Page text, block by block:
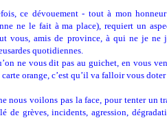
ce dévouement - tout à mon
ne le fait à ma place), requiert un
vous, amis de province, à qui ne je
quotidiennes.
ne vous dit pas au guichet, en vous
orange, c’est qu’il va falloir vous
nous voilons pas la face, pour tenter un
de grèves, incidents, agression,